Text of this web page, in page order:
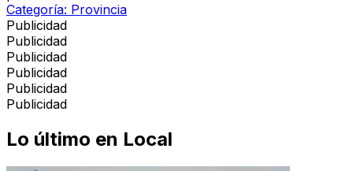
Categoría: Provincia
Publicidad
Publicidad
Publicidad
Publicidad
Publicidad
Publicidad
Lo último en Local